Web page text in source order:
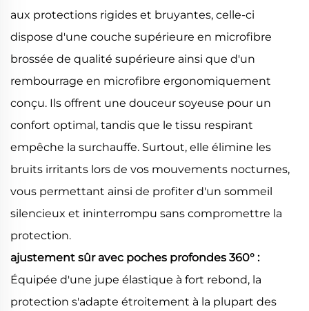
aux protections rigides et bruyantes, celle-ci
dispose d'une couche supérieure en microfibre
brossée de qualité supérieure ainsi que d'un
rembourrage en microfibre ergonomiquement
conçu. Ils offrent une douceur soyeuse pour un
confort optimal, tandis que le tissu respirant
empêche la surchauffe. Surtout, elle élimine les
bruits irritants lors de vos mouvements nocturnes,
vous permettant ainsi de profiter d'un sommeil
silencieux et ininterrompu sans compromettre la
protection.
ajustement sûr avec poches profondes 360° :
Équipée d'une jupe élastique à fort rebond, la
protection s'adapte étroitement à la plupart des